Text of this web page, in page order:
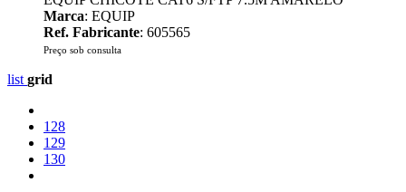
Marca: EQUIP
Ref. Fabricante: 605565
Preço sob consulta
list grid
128
129
130